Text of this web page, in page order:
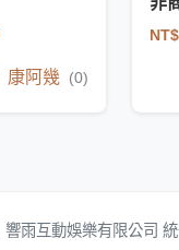
康阿幾 (0)
雨互動娛樂有限公司 統